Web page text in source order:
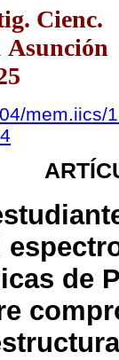
Cienc.
Asunción
mem.iics/
de